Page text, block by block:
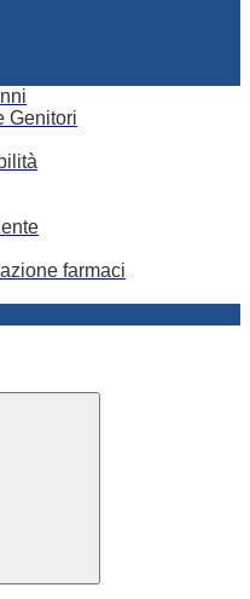
Genitori
farmaci